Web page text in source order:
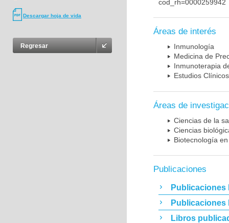
Descargar hoja de vida
Regresar
cod_rh=0000259942
Áreas de interés
Inmunología
Medicina de
Inmunoterapia
Estudios Clínicos
Áreas de
Ciencias de la
Ciencias
Biotecnología
Publicaciones
Publicaciones
Publicaciones
Libros